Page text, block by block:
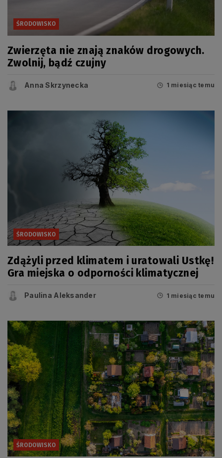
ŚRODOWISKO
Zwierzęta nie znają znaków drogowych.
Zwolnij, bądź czujny
Anna Skrzynecka 1 miesiąc temu
ŚRODOWISKO
Zdążyli przed klimatem i uratowali Ustkę!
Gra miejska o odporności klimatycznej
Paulina Aleksander 1 miesiąc temu
ŚRODOWISKO